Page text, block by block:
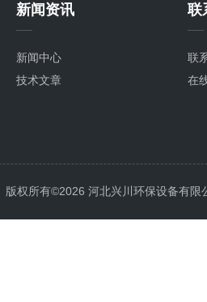
新闻资讯
新闻中心
技术文章
联
联
在
版权所有©2026 河北兴川环保设备有